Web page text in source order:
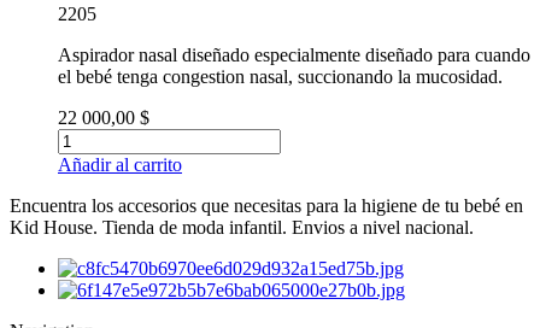
2205
Aspirador nasal diseñado especialmente diseñado para cuando
el bebé tenga congestion nasal, succionando la mucosidad.
22 000,00 $
Añadir al carrito
Encuentra los accesorios que necesitas para la higiene de tu bebé en
Kid House. Tienda de moda infantil. Envios a nivel nacional.